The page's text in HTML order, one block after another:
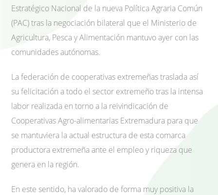
Estratégico Nacional de la nueva Política Agraria Común
(PAC) tras la negociación bilateral que el Ministerio de
Agricultura, Pesca y Alimentación mantuvo ayer con las
comunidades autónomas.
La federación de cooperativas extremeñas traslada así
su felicitación a todo el sector extremeño tras la intensa
labor realizada en torno a la reivindicación de
Cooperativas Agro-alimentarias Extremadura para que
se mantuviera la actual estructura de esta comarca
productora extremeña ante el empleo y riqueza que
genera en la región.
En este sentido, ha valorado de forma muy positiva la